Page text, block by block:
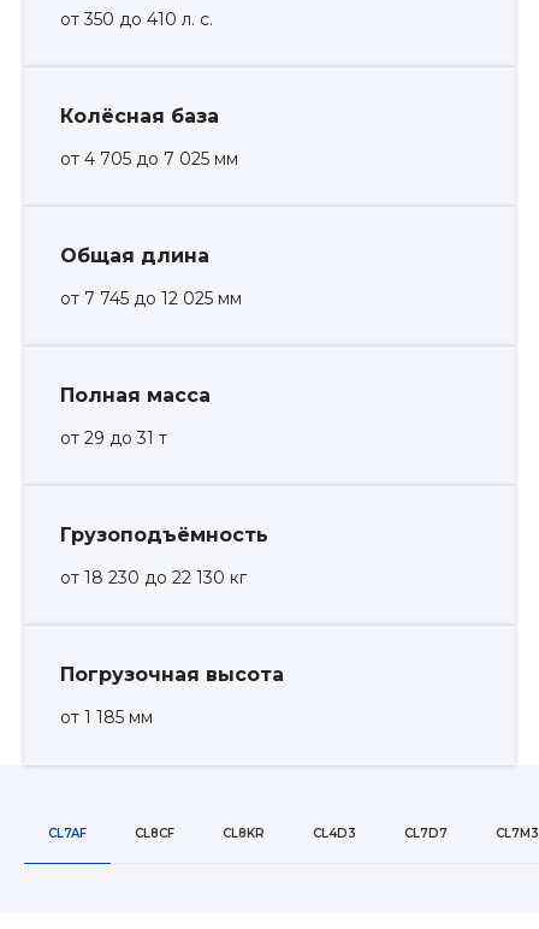
от 350 до 410 л. с.
Колёсная база
от 4 705 до 7 025 мм
Общая длина
от 7 745 до 12 025 мм
Полная масса
от 29 до 31 т
Грузоподъёмность
от 18 230 до 22 130 кг
Погрузочная высота
от 1 185 мм
CL7AF CL8CF CL8KR CL4D3 CL7D7 CL7M3